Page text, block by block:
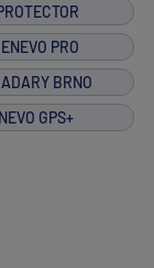
PRO
BRNO
GPS+